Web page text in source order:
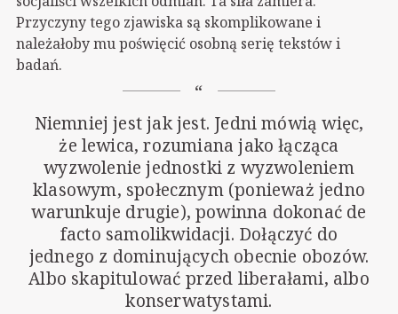
Przyczyny tego zjawiska są skomplikowane i
należałoby mu poświęcić osobną serię tekstów i
badań.
Niemniej jest jak jest. Jedni mówią więc,
że lewica, rozumiana jako łącząca
wyzwolenie jednostki z wyzwoleniem
klasowym, społecznym (ponieważ jedno
warunkuje drugie), powinna dokonać de
facto samolikwidacji. Dołączyć do
jednego z dominujących obecnie obozów.
Albo skapitulować przed liberałami, albo
konserwatystami.